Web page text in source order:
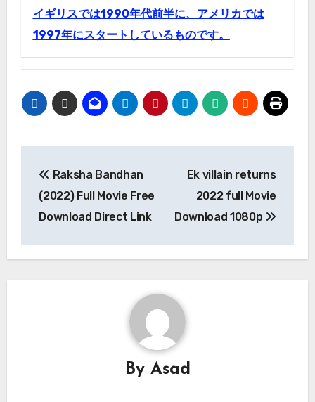
イギリスでは1990年代前半に、アメリカでは
1997年にスタートしているものです。
navigation
Raksha Bandhan
(2022) Full Movie Free
Download Direct Link
Ek villain returns
2022 full Movie
Download 1080p
By Asad